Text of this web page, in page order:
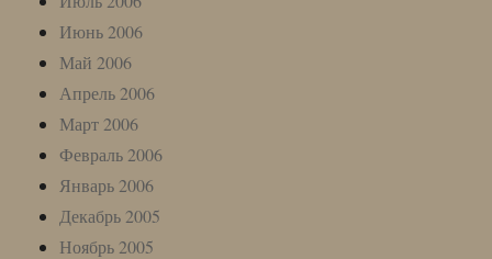
Июнь 2006
Май 2006
Апрель 2006
Март 2006
Февраль 2006
Январь 2006
Декабрь 2005
Ноябрь 2005